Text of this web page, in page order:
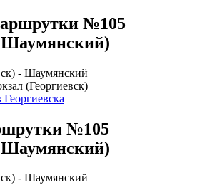
№105
Шаумянский)
- Шаумянский
(Георгиевск)
№105
Шаумянский)
- Шаумянский